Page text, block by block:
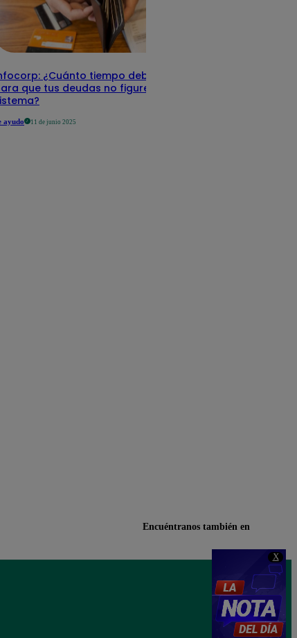
X
¿Cuánto tiempo debe pasar
que tus deudas no figuren en su
ayudo 11 de junio 2025
Encuéntranos también en